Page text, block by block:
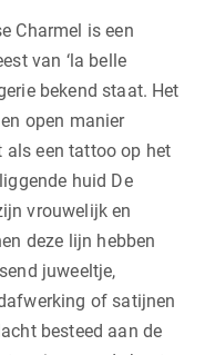
Charmel is een
van ‘la belle
bekend staat. Het
open manier
als een tattoo op het
huid De
vrouwelijk en
deze lijn hebben
juweeltje,
of satijnen
besteed aan de